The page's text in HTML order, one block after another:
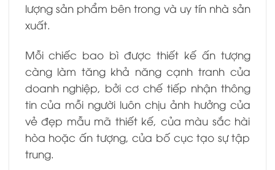
lượng sản phẩm bên trong và uy tín nhà sản
xuất.
Mỗi chiếc bao bì được thiết kế ấn tượng
càng làm tăng khả năng cạnh tranh của
doanh nghiệp, bởi cơ chế tiếp nhận thông
tin của mỗi người luôn chịu ảnh hưởng của
vẻ đẹp mẫu mã thiết kế, của màu sắc hài
hòa hoặc ấn tượng, của bố cục tạo sự tập
trung.